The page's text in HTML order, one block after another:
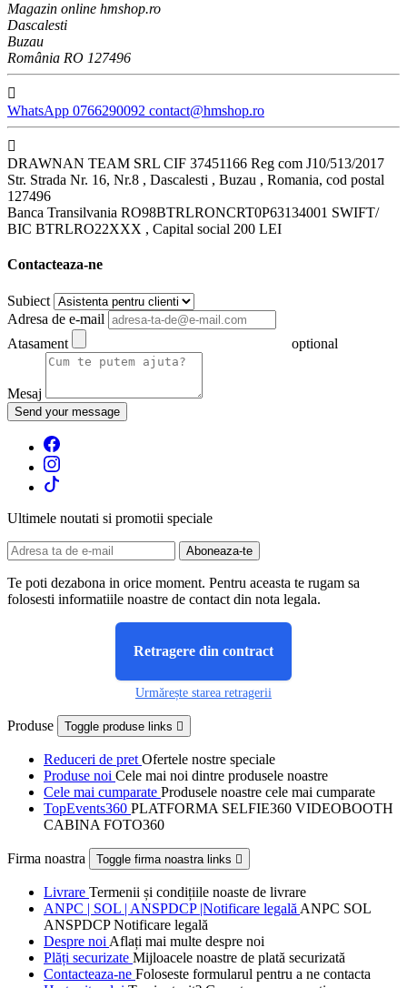
Magazin online hmshop.ro
Dascalesti
Buzau
România RO 127496

WhatsApp 0766290092 contact@hmshop.ro

DRAWNAN TEAM SRL CIF 37451166 Reg com J10/513/2017
Str. Strada Nr. 16, Nr.8 , Dascalesti , Buzau , Romania, cod postal
127496
Banca Transilvania RO98BTRLRONCRT0P63134001 SWIFT/
BIC BTRLRO22XXX , Capital social 200 LEI
Contacteaza-ne
Subiect
Adresa de e-mail
Atasament
optional
Mesaj
Send your message
Ultimele noutati si promotii speciale
Te poti dezabona in orice moment. Pentru aceasta te rugam sa
folosesti informatiile noastre de contact din nota legala.
Retragere din contract
Urmărește starea retragerii
Produse Toggle produse links 
Reduceri de pret Ofertele nostre speciale
Produse noi Cele mai noi dintre produsele noastre
Cele mai cumparate Produsele noastre cele mai cumparate
TopEvents360 PLATFORMA SELFIE360 VIDEOBOOTH
CABINA FOTO360
Firma noastra Toggle firma noastra links 
Livrare Termenii și condițiile noaste de livrare
ANPC | SOL | ANSPDCP |Notificare legală ANPC SOL
ANSPDCP Notificare legală
Despre noi Aflați mai multe despre noi
Plăți securizate Mijloacele noastre de plată securizată
Contacteaza-ne Foloseste formularul pentru a ne contacta